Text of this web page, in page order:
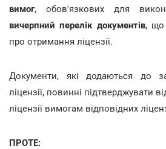
вимог, обов'язкових для
вичерпний перелік документів, що
про отримання ліцензії.
Документи, які додаються до
ліцензії, повинні підтверджувати
ліцензії вимогам відповідних
ПРОТЕ: